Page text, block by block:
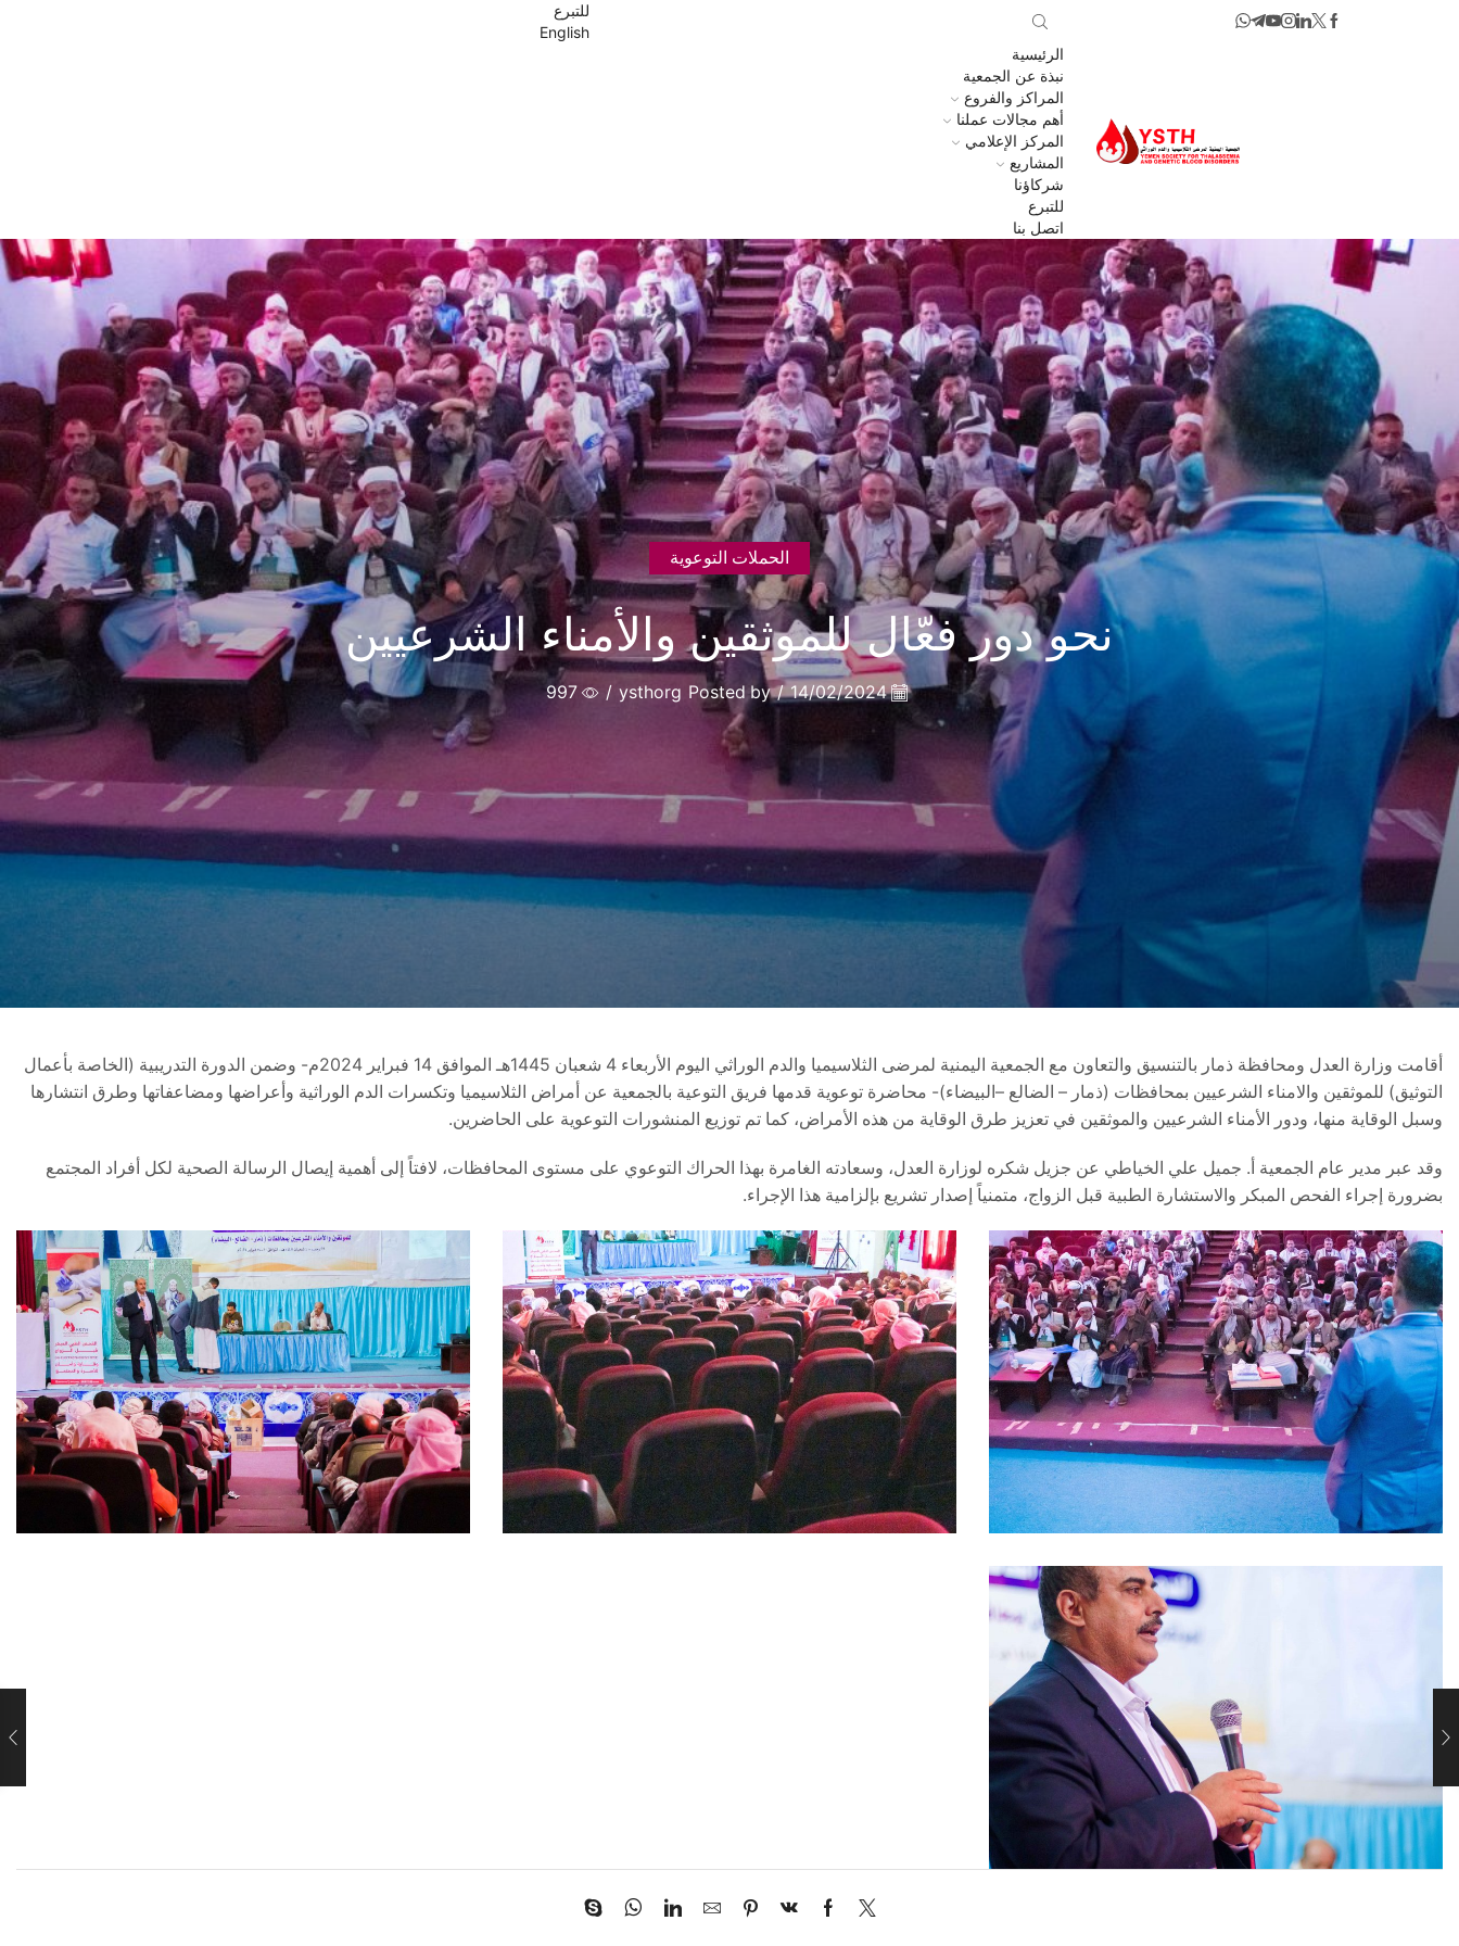
للتبرع
English
الرئيسية
نبذة عن الجمعية
المراكز والفروع
أهم مجالات عملنا
المركز الإعلامي
المشاريع
شركاؤنا
للتبرع
اتصل بنا
الحملات التوعوية
نحو دور فعّال للموثقين والأمناء الشرعيين
14/02/2024
/
Posted by
ysthorg
/
997
أقامت وزارة العدل ومحافظة ذمار بالتنسيق والتعاون مع الجمعية اليمنية لمرضى الثلاسيميا والدم الوراثي اليوم الأربعاء 4 شعبان 1445هـ الموافق 14 فبراير 2024م- وضمن الدورة التدريبية (الخاصة بأعمال
التوثيق) للموثقين والامناء الشرعيين بمحافظات (ذمار – الضالع –البيضاء)- محاضرة توعوية قدمها فريق التوعية بالجمعية عن أمراض الثلاسيميا وتكسرات الدم الوراثية وأعراضها ومضاعفاتها وطرق انتشارها
وسبل الوقاية منها، ودور الأمناء الشرعيين والموثقين في تعزيز طرق الوقاية من هذه الأمراض، كما تم توزيع المنشورات التوعوية على الحاضرين.
وقد عبر مدير عام الجمعية أ. جميل علي الخياطي عن جزيل شكره لوزارة العدل، وسعادته الغامرة بهذا الحراك التوعوي على مستوى المحافظات، لافتاً إلى أهمية إيصال الرسالة الصحية لكل أفراد المجتمع
بضرورة إجراء الفحص المبكر والاستشارة الطبية قبل الزواج، متمنياً إصدار تشريع بإلزامية هذا الإجراء.